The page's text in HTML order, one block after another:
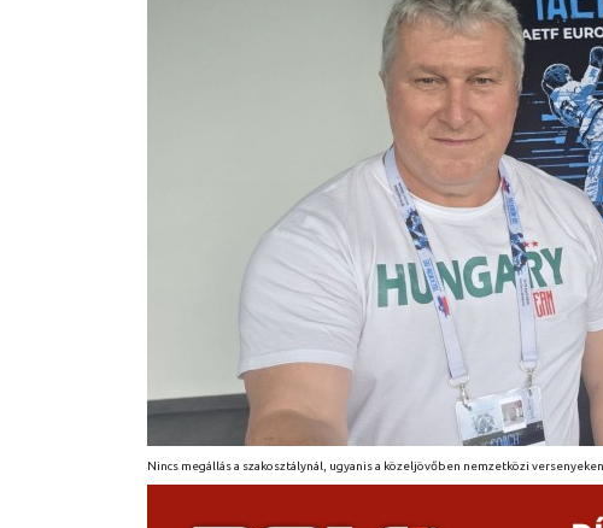
Nincs megállás a szakosztálynál, ugyanis a közeljövőben nemzetközi